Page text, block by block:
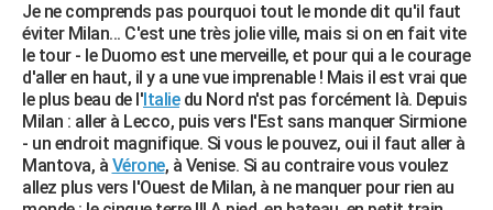
Je ne comprends pas pourquoi tout le monde dit qu'il faut
éviter Milan... C'est une très jolie ville, mais si on en fait vite
le tour - le Duomo est une merveille, et pour qui a le courage
d'aller en haut, il y a une vue imprenable ! Mais il est vrai que
le plus beau de l'Italiedu Nord n'st pas forcément là. Depuis
Milan : aller à Lecco, puis vers l'Est sans manquer Sirmione
- un endroit magnifique. Si vous le pouvez, oui il faut aller à
Mantova, à Vérone, à Venise. Si au contraire vous voulez
allez plus vers l'Ouest de Milan, à ne manquer pour rien au